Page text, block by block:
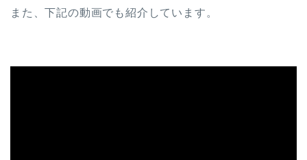
また、下記の動画でも紹介しています。